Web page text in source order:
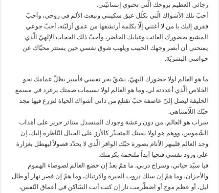
رجائي العظيم بروحك الّتي تحتوي إنسانيّتي.
أحبّ تلك الأشواك الّتي تكلّل عبق سكينتي وتبعث الألم في روحي، وأحبّ
فقري إليك يا من لا أغتني إلّا بكلمة أرتشفها من عمق أزليّته. أحبّ جوعي
المشبع بحضورك الغائب وغيابك الحاضر، وأحبّ ذلك الحجاب الإلهيّ الّذي
يمنحني أن أبصر وجهك الحبيب ويلهب شوق نفسي حين يستتر محيّاك عن
حواسي البشريّة.
ما هو العالم لولا حضورك البهيّ، يشقّ بحر نفسي فأسير بظلّ غمامك نحو
الخلاص الّذي أعددته لي. وما هو العالم لولا نسيمات صمتك يزغرد في مسمع
الخليقة ليصل إليّ عاصفة حبّ تقتلع من ذاتي أشواك الحياة لتزرع فيها مجد
حبّك اللّامتناهي.
سراب هو العالم، من دون رعشة وجودك المنسدل ستائر حرير على أهداب
الشّموس، ووهم هو لولا يقينك المتجذّر كالأرز على الجبال النّاظرة إليك. إن
وجد العالم فليبهر الأنام بصورة حبّك الوافر الّذي لا يحدّد فصولاً ليهطل بغزارة
على ورود نفسي فتحيا أبداً ملتحمة بكرمتك.
فيا سيّد حياتي، وسراج دربي، ما همّ بعدُ إن خضع العالم لضوضاء الهموم
والأحزان، وما همّ إن سلك دروب الحيرة والارتباك. وما همّ إن قصر نهار أو طال
ليل، أو عظم موج أو اضطّرمت نار إن كنت أنت السّاكن في أعماق النّفس،